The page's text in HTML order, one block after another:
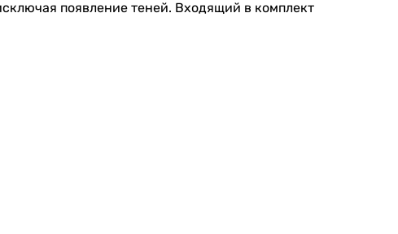
появление теней. Входящий в комплект